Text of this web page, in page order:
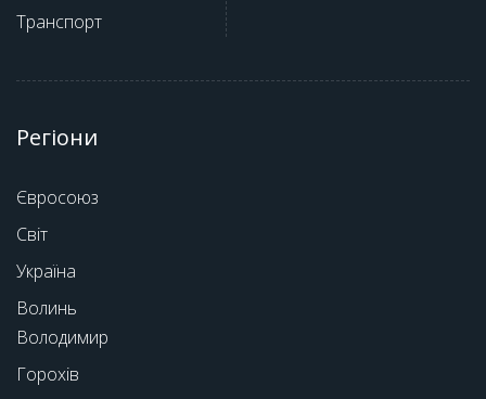
Транспорт
Регіони
Євросоюз
Світ
Україна
Волинь
Володимир
Горохів